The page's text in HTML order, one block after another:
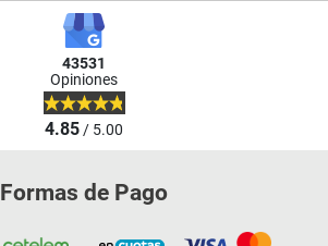
43531
Opiniones
4.85/ 5.00
Formas de Pago